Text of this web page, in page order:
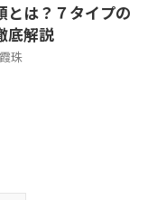
とは？７タイプの
底解説
珠